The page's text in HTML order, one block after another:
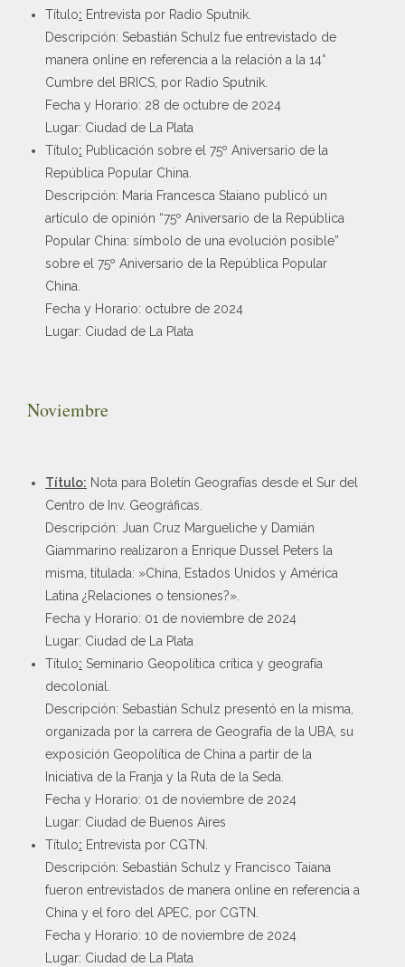
Título: Entrevista por Radio Sputnik.
Descripción: Sebastián Schulz fue entrevistado de
manera online en referencia a la relación a la 14°
Cumbre del BRICS, por Radio Sputnik.
Fecha y Horario: 28 de octubre de 2024
Lugar: Ciudad de La Plata
Título: Publicación sobre el 75º Aniversario de la
República Popular China.
Descripción: María Francesca Staiano publicó un
artículo de opinión “75º Aniversario de la República
Popular China: símbolo de una evolución posible”
sobre el 75º Aniversario de la República Popular
China.
Fecha y Horario: octubre de 2024
Lugar: Ciudad de La Plata
Noviembre
Título: Nota para Boletín Geografías desde el Sur del
Centro de Inv. Geográficas.
Descripción: Juan Cruz Margueliche y Damián
Giammarino realizaron a Enrique Dussel Peters la
misma, titulada: »China, Estados Unidos y América
Latina ¿Relaciones o tensiones?».
Fecha y Horario: 01 de noviembre de 2024
Lugar: Ciudad de La Plata
Título: Seminario Geopolítica crítica y geografía
decolonial.
Descripción: Sebastián Schulz presentó en la misma,
organizada por la carrera de Geografía de la UBA, su
exposición Geopolítica de China a partir de la
Iniciativa de la Franja y la Ruta de la Seda.
Fecha y Horario: 01 de noviembre de 2024
Lugar: Ciudad de Buenos Aires
Título: Entrevista por CGTN.
Descripción: Sebastián Schulz y Francisco Taiana
fueron entrevistados de manera online en referencia a
China y el foro del APEC, por CGTN.
Fecha y Horario: 10 de noviembre de 2024
Lugar: Ciudad de La Plata